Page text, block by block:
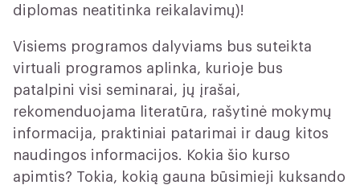
diplomas neatitinka reikalavimų)!
Visiems programos dalyviams bus suteikta
virtuali programos aplinka, kurioje bus
patalpini visi seminarai, jų įrašai,
rekomenduojama literatūra, rašytinė mokymų
informacija, praktiniai patarimai ir daug kitos
naudingos informacijos. Kokia šio kurso
apimtis? Tokia, kokią gauna būsimieji kuksando